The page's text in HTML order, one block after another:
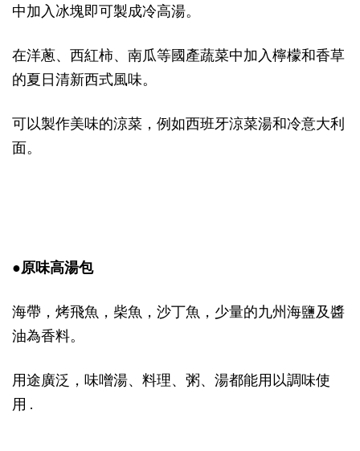
中加入冰塊即可製成冷高湯。
在洋蔥、西紅柿、南瓜等國產蔬菜中加入檸檬和香草
的夏日清新西式風味。
可以製作美味的涼菜，例如西班牙涼菜湯和冷意大利
面。
●原味高湯包
海帶，烤飛魚，柴魚，沙丁魚，少量的九州海鹽及醬
油為香料。
用途廣泛，味噌湯、料理、粥、湯都能用以調味使
用 .